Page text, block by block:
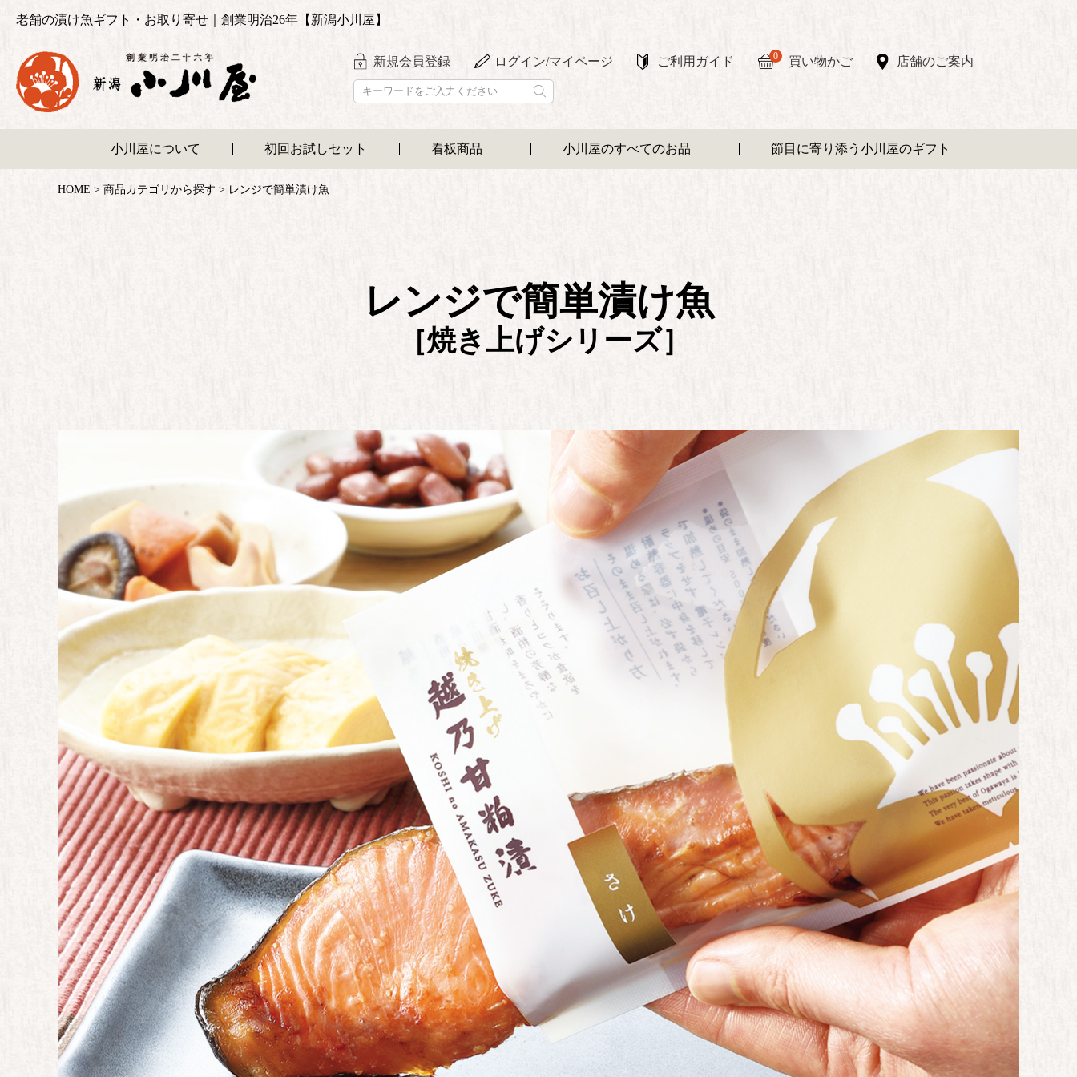
老舗の漬け魚ギフト・お取り寄せ｜創業明治26年【新潟小川屋】
新規会員登録 ログイン/マイページ ご利用ガイド 0 買い物かご 店舗のご案内
小川屋について 初回お試しセット 看板商品 小川屋のすべてのお品 節目に寄り添う小川屋のギフト
HOME 商品カテゴリから探す レンジで簡単漬け魚
レンジで簡単漬け魚
［焼き上げシリーズ］